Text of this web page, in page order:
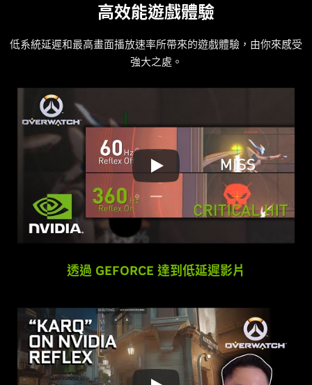
高效能遊戲體驗
低系統延遲和最高畫面播放速率所帶來的遊戲體驗，由你來感受
強大之處。
透過 GEFORCE 達到低延遲影片